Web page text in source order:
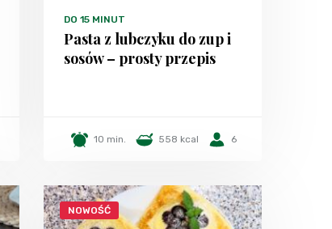
DO 15 MINUT
Pasta z lubczyku do zup i
sosów – prosty przepis
10 min. 558 kcal 6
NOWOŚĆ